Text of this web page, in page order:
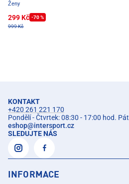
Ženy
299 Kč -70 %
999 Kč
KONTAKT
+420 261 221 170
Pondělí - Čtvrtek: 08:30 - 17:00 hod.
eshop@intersport.cz
SLEDUJTE NÁS
INFORMACE